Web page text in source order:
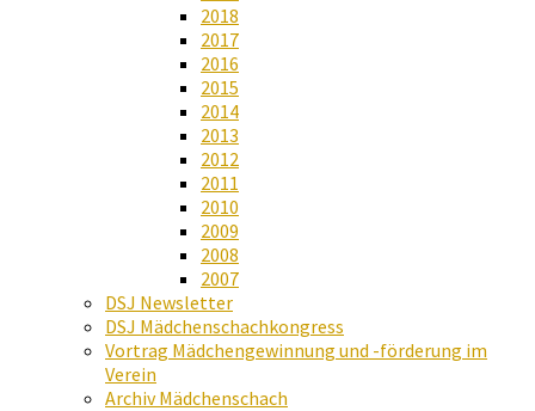
2018
2017
2016
2015
2014
2013
2012
2011
2010
2009
2008
2007
DSJ Newsletter
DSJ Mädchenschachkongress
Vortrag Mädchengewinnung und -förderung im
Verein
Archiv Mädchenschach